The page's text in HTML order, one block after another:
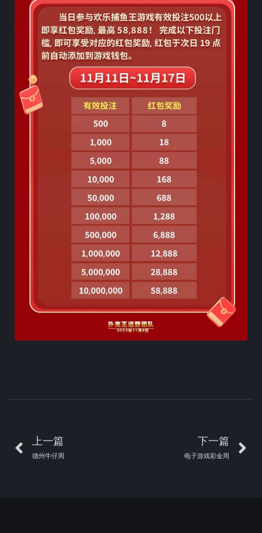
上一篇
德州牛仔周
下一篇
电子游戏彩金周